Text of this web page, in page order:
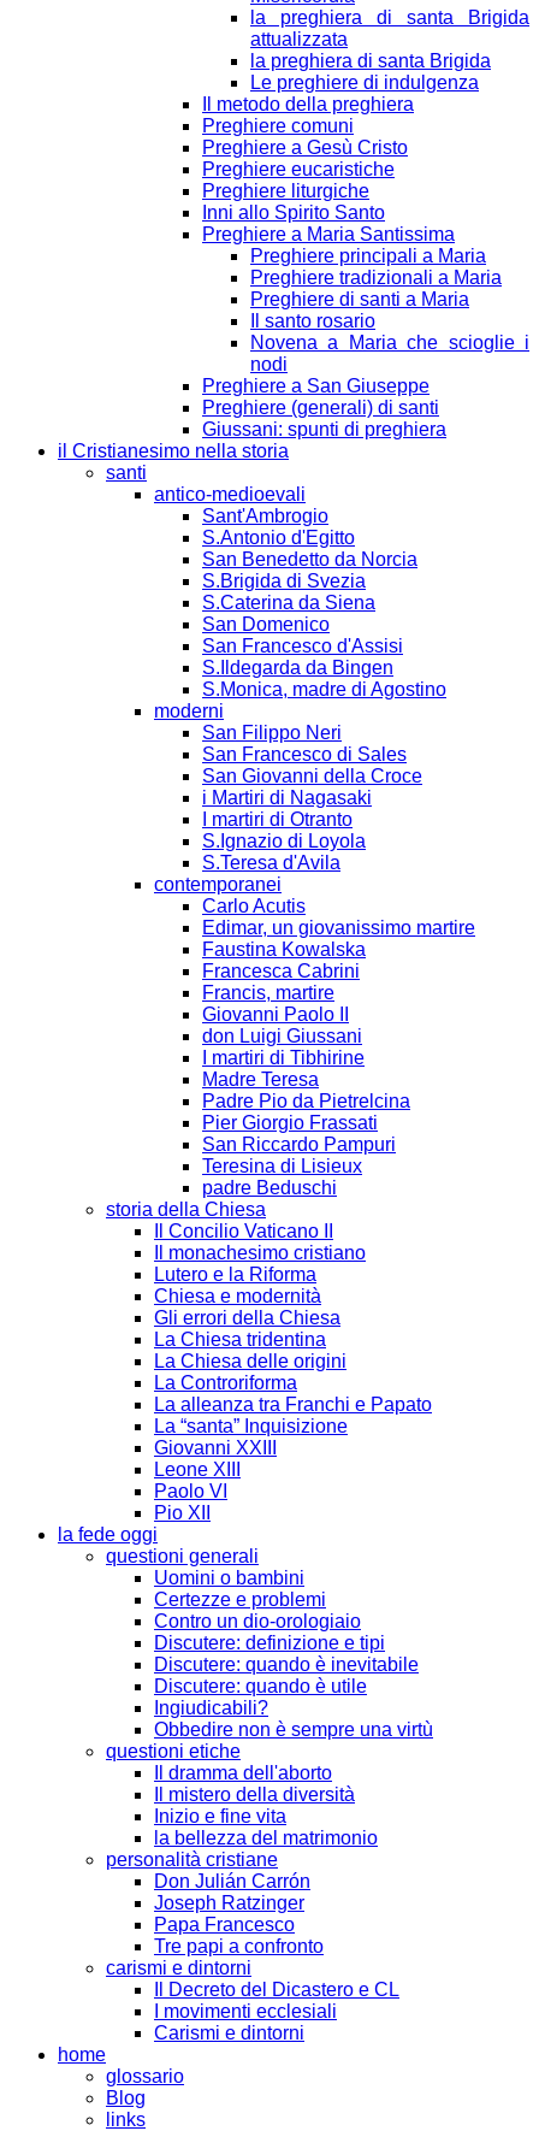
la preghiera di santa Brigida
attualizzata
la preghiera di santa Brigida
Le preghiere di indulgenza
Il metodo della preghiera
Preghiere comuni
Preghiere a Gesù Cristo
Preghiere eucaristiche
Preghiere liturgiche
Inni allo Spirito Santo
Preghiere a Maria Santissima
Preghiere principali a Maria
Preghiere tradizionali a Maria
Preghiere di santi a Maria
Il santo rosario
Novena a Maria che scioglie i
nodi
Preghiere a San Giuseppe
Preghiere (generali) di santi
Giussani: spunti di preghiera
il Cristianesimo nella storia
santi
antico-medioevali
Sant'Ambrogio
S.Antonio d'Egitto
San Benedetto da Norcia
S.Brigida di Svezia
S.Caterina da Siena
San Domenico
San Francesco d'Assisi
S.Ildegarda da Bingen
S.Monica, madre di Agostino
moderni
San Filippo Neri
San Francesco di Sales
San Giovanni della Croce
i Martiri di Nagasaki
I martiri di Otranto
S.Ignazio di Loyola
S.Teresa d'Avila
contemporanei
Carlo Acutis
Edimar, un giovanissimo martire
Faustina Kowalska
Francesca Cabrini
Francis, martire
Giovanni Paolo II
don Luigi Giussani
I martiri di Tibhirine
Madre Teresa
Padre Pio da Pietrelcina
Pier Giorgio Frassati
San Riccardo Pampuri
Teresina di Lisieux
padre Beduschi
storia della Chiesa
Il Concilio Vaticano II
Il monachesimo cristiano
Lutero e la Riforma
Chiesa e modernità
Gli errori della Chiesa
La Chiesa tridentina
La Chiesa delle origini
La Controriforma
La alleanza tra Franchi e Papato
La “santa” Inquisizione
Giovanni XXIII
Leone XIII
Paolo VI
Pio XII
la fede oggi
questioni generali
Uomini o bambini
Certezze e problemi
Contro un dio-orologiaio
Discutere: definizione e tipi
Discutere: quando è inevitabile
Discutere: quando è utile
Ingiudicabili?
Obbedire non è sempre una virtù
questioni etiche
Il dramma dell'aborto
Il mistero della diversità
Inizio e fine vita
la bellezza del matrimonio
personalità cristiane
Don Julián Carrón
Joseph Ratzinger
Papa Francesco
Tre papi a confronto
carismi e dintorni
Il Decreto del Dicastero e CL
I movimenti ecclesiali
Carismi e dintorni
home
glossario
Blog
links